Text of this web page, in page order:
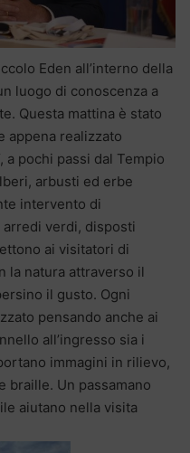
Eden all’interno della
luogo di conoscenza a
Questa mattina è stato
appena realizzato
a pochi passi dal Tempio
arbusti ed erbe
intervento di
verdi, disposti
ai visitatori di
la natura attraverso il
il gusto. Ogni
pensando anche ai
all’ingresso sia i
immagini in rilievo,
braille. Un passamano
aiutano nella visita